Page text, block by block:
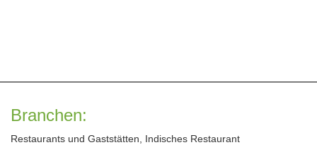
Branchen:
Restaurants und Gaststätten, Indisches Restaurant